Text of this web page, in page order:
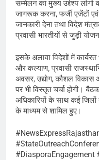
सम्मेलन का मुख्य उद्देश्य लोगों
जागरूक करना, फर्जी एजेंटों
जानकारी देना तथा विदेश
प्रवासी भारतीयों से जुड़ी
इसके अलावा विदेशों में कार्यरत
और कल्याण, प्रवासी
अवसर, उद्योग, कौशल विकास
पर भी विस्तृत चर्चा होगी।
अधिकारियों के साथ कई
के माध्यम से शामिल हुए।
#DiasporaEngagement